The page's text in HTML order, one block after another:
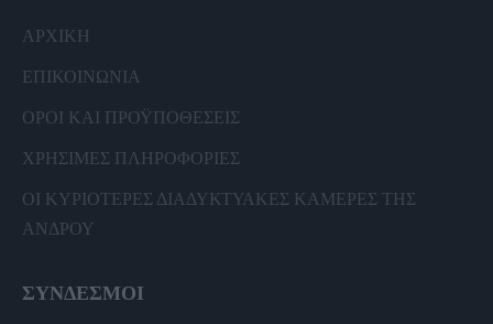
ΑΡΧΙΚΗ
ΕΠΙΚΟΙΝΩΝΙΑ
ΟΡΟΙ ΚΑΙ ΠΡΟΫΠΟΘΕΣΕΙΣ
ΧΡΗΣΙΜΕΣ ΠΛΗΡΟΦΟΡΙΕΣ
ΟΙ ΚΥΡΙΟΤΕΡΕΣ ΔΙΑΔΥΚΤΥΑΚΕΣ ΚΑΜΕΡΕΣ ΤΗΣ
ΑΝΔΡΟΥ
ΣΥΝΔΕΣΜΟΙ